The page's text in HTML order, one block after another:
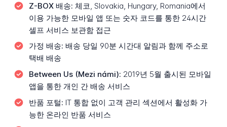
Z-BOX 배송: 체코, Slovakia, Hungary, Romania에서
이용 가능한 모바일 앱 또는 숫자 코드를 통한 24시간
셀프 서비스 보관함 접근
가정 배송: 배송 당일 90분 시간대 알림과 함께 주소로
택배 배송
Between Us (Mezi námi): 2019년 5월 출시된 모바일
앱을 통한 개인 간 배송 서비스
반품 포털: IT 통합 없이 고객 관리 섹션에서 활성화 가
능한 온라인 반품 서비스